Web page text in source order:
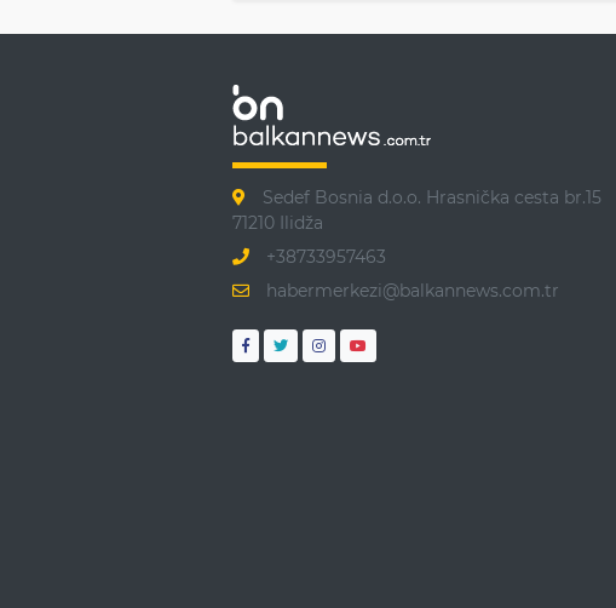
Sedef Bosnia d.o.o. Hrasnička cesta br.15
71210 Ilidža
+38733957463
habermerkezi@balkannews.com.tr